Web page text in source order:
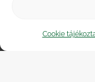
Cookie
Közérdekű